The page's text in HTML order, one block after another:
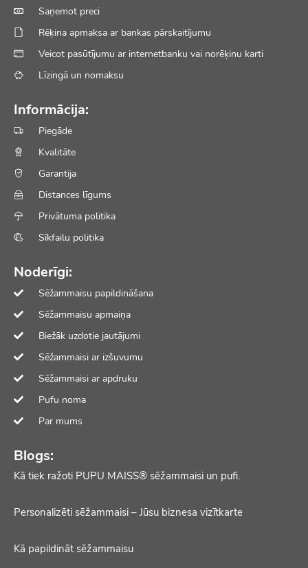
Saņemot preci
Rēķina apmaksa ar bankas pārskaitījumu
Veicot pasūtījumu ar internetbanku vai norēķinu karti
Līzingā un nomaksu
Informācija:
Piegāde
Kvalitāte
Garantija
Distances līgums
Privātuma politika
Sīkfailu politika
Noderīgi:
Sēžammaisu papildināšana
Sēžammaisu apmaiņa
Biežāk uzdotie jautājumi
Sēžammaisi ar izšuvumu
Sēžammaisi ar apdruku
Pufu noma
Par mums
Blogs:
Kā tiek ražoti PUPU MAISS® sēžammaisi un pufi.
Personalizēti sēžammaisi – Jūsu biznesa vizītkarte
Kā papildināt sēžammaisu